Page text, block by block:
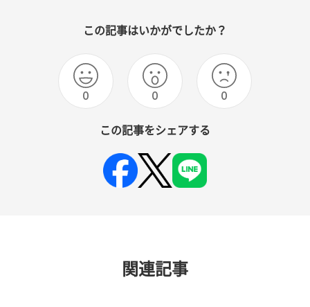
この記事はいかがでしたか？
0 0 0
この記事をシェアする
関連記事